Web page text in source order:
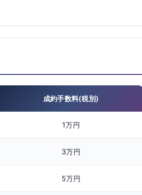
成約手数料(税別)
1万円
3万円
5万円